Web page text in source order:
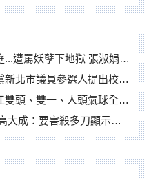
下地獄 張淑娟批：舌頭殺人有罪
參選人提出校園反毒防線升級政見
、雙一、人頭氣球全登場
：要害殺多刀顯示怨恨深